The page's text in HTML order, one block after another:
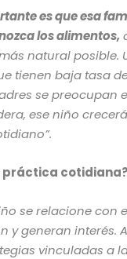
es que esa
los alimentos,
natural
tienen baja tasa
se
ese niño
práctica cotidiana?
se relacione
y generan interés.
vinculadas a